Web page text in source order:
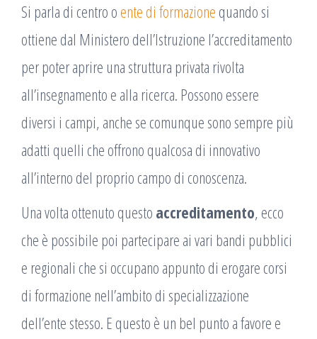
Si parla di centro oente di formazione quando si
ottiene dal Ministero dell’Istruzione l’accreditamento
per poter aprire una struttura privata rivolta
all’insegnamento e alla ricerca. Possono essere
diversi i campi, anche se comunque sono sempre più
adatti quelli che offrono qualcosa di innovativo
all’interno del proprio campo di conoscenza.
Una volta ottenuto questo accreditamento, ecco
che è possibile poi partecipare ai vari bandi pubblici
e regionali che si occupano appunto di erogare corsi
di formazione nell’ambito di specializzazione
dell’ente stesso. E questo è un bel punto a favore e